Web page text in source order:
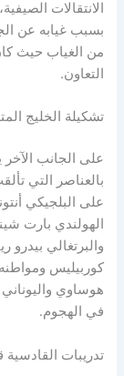
الانتقالات
بسبب غيابه عن
من الغياب حيث
التعاون.
تشكيلة الخليج
على الجانب
بالعناصر التي
على البلجيكي
الهولندي بارت
والبرتغالي بيدرو
كوربيليس
هوساوي
في الهجوم.
تدريبات القادسية